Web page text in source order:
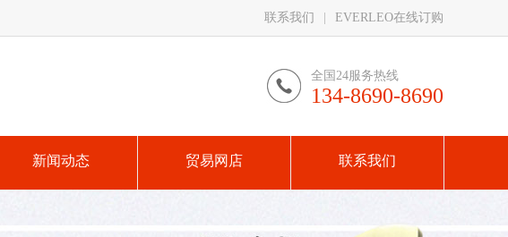
EVERLEO在线订购
联系我们
全国24服务热线
134-8690-8690
新闻动态 贸易网店 联系我们